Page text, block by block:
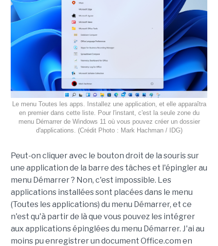
Le menu Toutes les apps. Installez une application, et elle apparaîtra
en premier dans cette liste. Pour l'instant, c'est la seule zone du
menu Démarrer de Windows 11 où vous pouvez créer un dossier
d'applications. (Crédit Photo : Mark Hachman / IDG)
Peut-on cliquer avec le bouton droit de la souris sur
une application de la barre des tâches et l'épingler au
menu Démarrer ? Non, c'est impossible. Les
applications installées sont placées dans le menu
(Toutes les applications) du menu Démarrer, et ce
n'est qu'à partir de là que vous pouvez les intégrer
aux applications épinglées du menu Démarrer. J'ai au
moins pu enregistrer un document Office.com en